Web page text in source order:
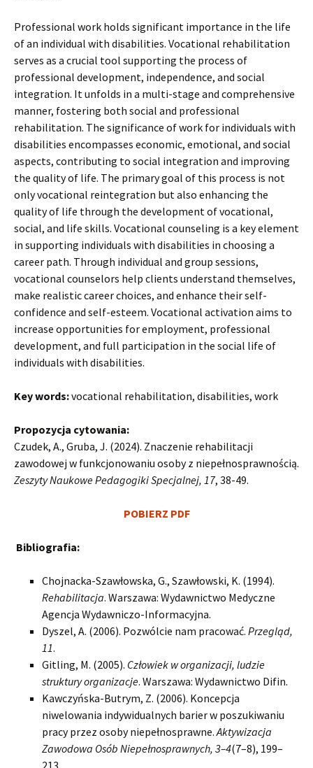
Professional work holds significant importance in the life
of an individual with disabilities. Vocational rehabilitation
serves as a crucial tool supporting the process of
professional development, independence, and social
integration. It unfolds in a multi-stage and comprehensive
manner, fostering both social and professional
rehabilitation. The significance of work for individuals with
disabilities encompasses economic, emotional, and social
aspects, contributing to social integration and improving
the quality of life. The primary goal of this process is not
only vocational reintegration but also enhancing the
quality of life through the development of vocational,
social, and life skills. Vocational counseling is a key element
in supporting individuals with disabilities in choosing a
career path. Through individual and group sessions,
vocational counselors help clients understand themselves,
make realistic career choices, and enhance their self-
confidence and self-esteem. Vocational activation aims to
increase opportunities for employment, professional
development, and full participation in the social life of
individuals with disabilities.
Key words:vocational rehabilitation, disabilities, work
Propozycja cytowania:
Czudek, A., Gruba, J. (2024). Znaczenie rehabilitacji
zawodowej w funkcjonowaniu osoby z niepełnosprawnością.
Zeszyty Naukowe Pedagogiki Specjalnej, 17, 38-49.
POBIERZ PDF
Bibliografia:
Chojnacka-Szawłowska, G., Szawłowski, K. (1994).
Rehabilitacja. Warszawa: Wydawnictwo Medyczne
Agencja Wydawniczo-Informacyjna.
Dyszel, A. (2006). Pozwólcie nam pracować. Przegląd,
11.
Gitling, M. (2005). Człowiek w organizacji, ludzie
struktury organizacje. Warszawa: Wydawnictwo Difin.
Kawczyńska-Butrym, Z. (2006). Koncepcja
niwelowania indywidualnych barier w poszukiwaniu
pracy przez osoby niepełnosprawne.Aktywizacja
Zawodowa Osób Niepełnosprawnych, 3–4(7–8), 199–
213.